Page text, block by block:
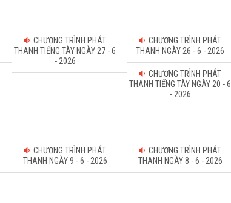
CHƯƠNG TRÌNH PHÁT
THANH TIẾNG TÀY NGÀY 27 - 6
- 2026
CHƯƠNG TRÌNH PHÁT
THANH NGÀY 26 - 6 - 2026
CHƯƠNG TRÌNH PHÁT
THANH TIẾNG TÀY NGÀY 20 - 6
- 2026
CHƯƠNG TRÌNH PHÁT
THANH NGÀY 9 - 6 - 2026
CHƯƠNG TRÌNH PHÁT
THANH NGÀY 8 - 6 - 2026